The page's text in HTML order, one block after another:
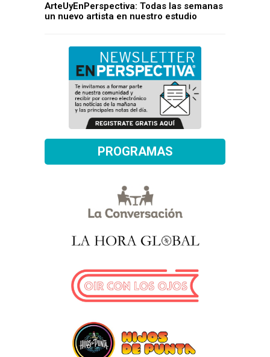
ArteUyEnPerspectiva: Todas las semanas
un nuevo artista en nuestro estudio
PROGRAMAS